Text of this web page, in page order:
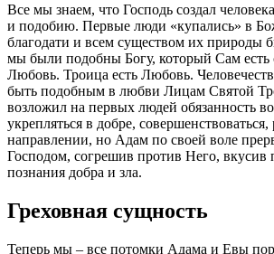
Все мы знаем, что Господь создал человека
и подобию. Первые люди «купались» в
благодати и всем существом их природы
мы были подобны Богу, который Сам есть
Любовь. Троица есть Любовь.
быть подобным в любви Лицам Святой
возложил на первых людей обязанность
укрепляться в добре, совершенствоваться,
направлении, но Адам по своей воле
Господом, согрешив против Него, вкусив
познания добра и зла.
Греховная сущность
Теперь мы – все потомки Адама и Евы